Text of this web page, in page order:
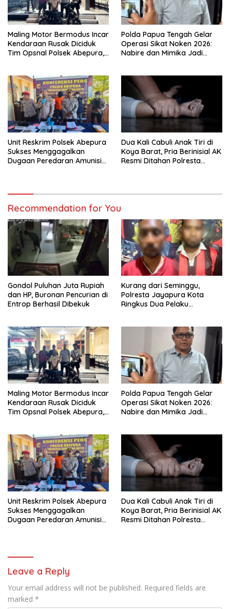
Maling Motor Bermodus Incar
Kendaraan Rusak Diciduk
Tim Opsnal Polsek Abepura,
Polda Papua Tengah Gelar
Operasi Sikat Noken 2026:
Nabire dan Mimika Jadi
Unit Reskrim Polsek Abepura
Sukses Menggagalkan
Dugaan Peredaran Amunisi
Dua Kali Cabuli Anak Tiri di
Koya Barat, Pria Berinisial AK
Resmi Ditahan Polresta
Recommendation for You
Gondol Puluhan Juta Rupiah
dan HP, Buronan Pencurian di
Entrop Berhasil Dibekuk
Kurang dari Seminggu,
Polresta Jayapura Kota
Ringkus Dua Pelaku
Maling Motor Bermodus Incar
Kendaraan Rusak Diciduk
Tim Opsnal Polsek Abepura,
Polda Papua Tengah Gelar
Operasi Sikat Noken 2026:
Nabire dan Mimika Jadi
Unit Reskrim Polsek Abepura
Sukses Menggagalkan
Dugaan Peredaran Amunisi
Dua Kali Cabuli Anak Tiri di
Koya Barat, Pria Berinisial AK
Resmi Ditahan Polresta
Leave a Reply
Your email address will not be published. Required fields are
marked *